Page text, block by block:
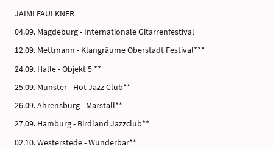
JAIMI FAULKNER
04.09. Magdeburg - Internationale Gitarrenfestival
12.09. Mettmann - Klangräume Oberstadt Festival***
24.09. Halle - Objekt 5 **
25.09. Münster - Hot Jazz Club**
26.09. Ahrensburg - Marstall**
27.09. Hamburg - Birdland Jazzclub**
02.10. Westerstede - Wunderbar**